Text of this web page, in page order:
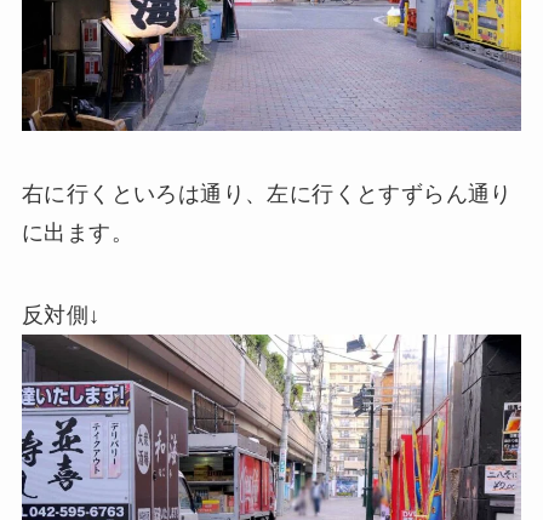
右に行くといろは通り、左に行くとすずらん通り
に出ます。
反対側↓